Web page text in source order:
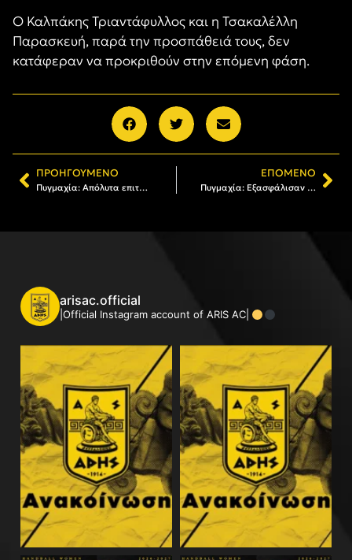
Ο Καλπάκης Τριαντάφυλλος και η Τσακαλέλλη
Παρασκευή, παρά την προσπάθειά τους, δεν
κατάφεραν να προκριθούν στην επόμενη φάση.
ΠΡΟΗΓΟΎΜΕΝΟ
Πυγμαχία: Απόλυτα επιτυχημένος ο ΑΡΗΣ στο τουρνουά της Φρανκφούρτης
ΕΠΌΜΕΝΟ
Πυγμαχία: Εξασφάλισαν μετάλλιο οι Π. Κωνσταντινούδης, Ντίκος, Ρήγα
arisac.official
|Official Instagram account of ARIS AC|